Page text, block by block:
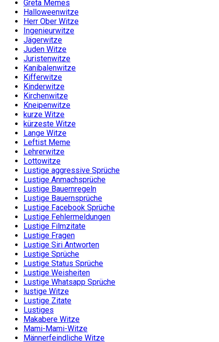
Greta Memes
Halloweenwitze
Herr Ober Witze
Ingenieurwitze
Jägerwitze
Juden Witze
Juristenwitze
Kanibalenwitze
Kifferwitze
Kinderwitze
Kirchenwitze
Kneipenwitze
kurze Witze
kürzeste Witze
Lange Witze
Leftist Meme
Lehrerwitze
Lottowitze
Lustige aggressive Sprüche
Lustige Anmachsprüche
Lustige Bauernregeln
Lustige Bauernsprüche
Lustige Facebook Sprüche
Lustige Fehlermeldungen
Lustige Filmzitate
Lustige Fragen
Lustige Siri Antworten
Lustige Sprüche
Lustige Status Sprüche
Lustige Weisheiten
Lustige Whatsapp Sprüche
lustige Witze
Lustige Zitate
Lustiges
Makabere Witze
Mami-Mami-Witze
Männerfeindliche Witze